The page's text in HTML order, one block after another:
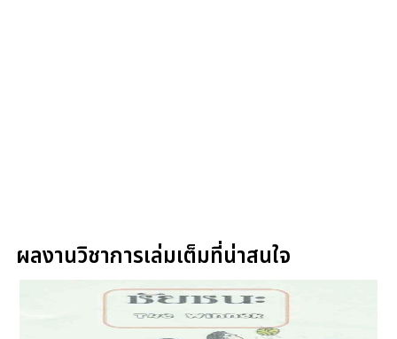
ผลงานวิชาการเล่มเต็มที่น่าสนใจ